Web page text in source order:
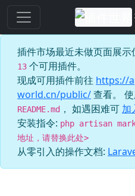
插件市场最近未做页面展
13 个可用插件。
现成可用插件前往 https://
world.cn/public/查看。
README.md ， 如遇困难可 加
安装指令: php artisan
地址，请替换此处>
从零引入的操作文档: